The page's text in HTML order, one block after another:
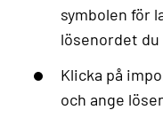
symbolen för
lösenordet du
Klicka på
och ange